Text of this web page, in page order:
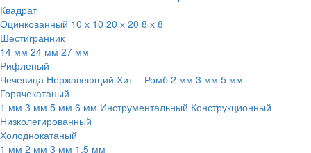
Квадрат
Оцинкованный 10 х 10 20 х 20 8 х 8
Шестигранник
14 мм 24 мм 27 мм
Рифленый
Чечевица Нержавеющий Хит Ромб 2 мм 3 мм 5 мм
Горячекатаный
1 мм 3 мм 5 мм 6 мм Инструментальный Конструкционный
Низколегированный
Холоднокатаный
1 мм 2 мм 3 мм 1,5 мм